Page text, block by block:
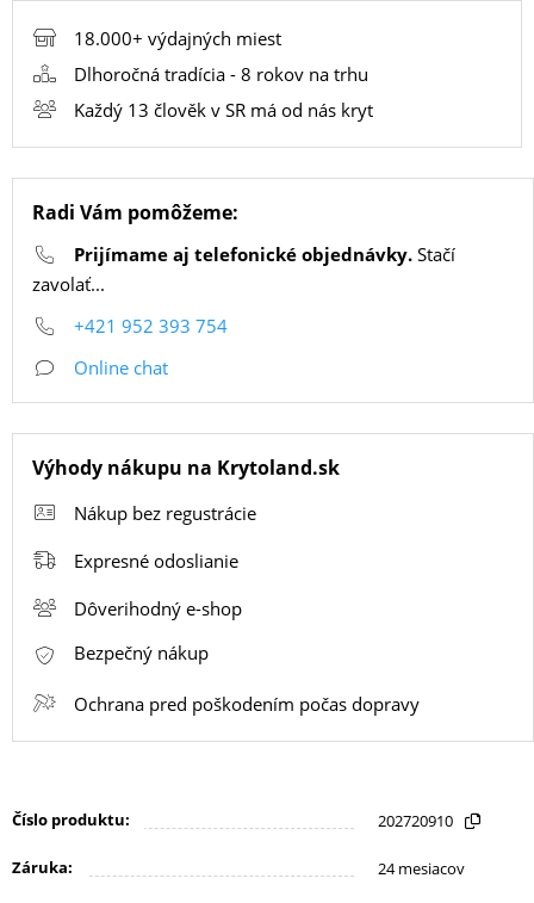
SMART
HODINKY
FOTO,
AUDIO-
SPOTREBIČE
KANCELÁRIA
ŽIVOTNÝ
OUTDOOR
A
18.000+ výdajných miest
Dlhoročná tradícia - 8 rokov na trhu
Každý 13 člověk v SR má od nás kryt
Radi Vám pomôžeme:
Prijímame aj telefonické objednávky. Stačí
zavolať...
+421 952 393 754
Online chat
Výhody nákupu na Krytoland.sk
Nákup bez regustrácie
Expresné odoslianie
Dôverihodný e-shop
Bezpečný nákup
Ochrana pred poškodením počas dopravy
Číslo produktu: 202720910
Záruka: 24 mesiacov